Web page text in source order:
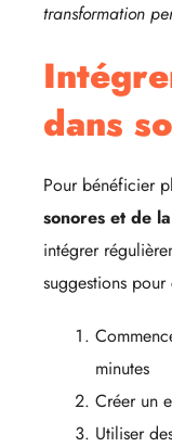
transformation
dans
Pour bénéficier
sonores et de
intégrer
suggestions
minutes
Créer un
Utiliser